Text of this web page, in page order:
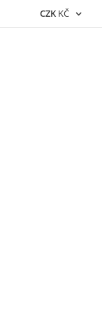
CZK KČ